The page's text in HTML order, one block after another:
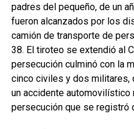
padres del pequeño, de un
fueron alcanzados por los
camión de transporte de
38. El tiroteo se extendió al
persecución culminó con la
cinco civiles y dos militares,
un accidente automovilístico
persecución que se registró